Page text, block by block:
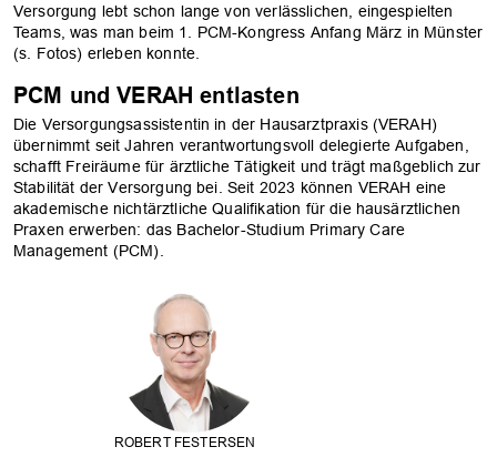
Versorgung lebt schon lange von verlässlichen, eingespielten
Teams, was man beim 1. PCM-Kongress Anfang März in Münster
(s. Fotos) erleben konnte.
PCM und VERAH entlasten
Die Versorgungsassistentin in der Hausarztpraxis (VERAH)
übernimmt seit Jahren verantwortungsvoll delegierte Aufgaben,
schafft Freiräume für ärztliche Tätigkeit und trägt maßgeblich zur
Stabilität der Versorgung bei. Seit 2023 können VERAH eine
akademische nichtärztliche Qualifikation für die hausärztlichen
Praxen erwerben: das Bachelor-Studium Primary Care
Management (PCM).
ROBERT FESTERSEN